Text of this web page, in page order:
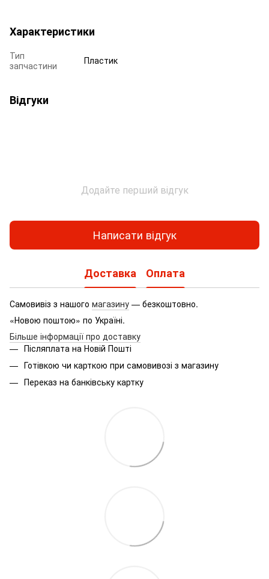
Характеристики
Тип
запчастини
Пластик
Відгуки
Додайте перший відгук
Написати відгук
Доставка Оплата
Самовивіз з нашого магазину — безкоштовно.
«Новою поштою» по Україні.
Більше інформації про доставку
Післяплата на Новій Пошті
Готівкою чи карткою при самовивозі з магазину
Переказ на банківську картку